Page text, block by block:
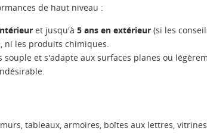
de haut niveau :
et jusqu'à 5 ans en extérieur (si les
les produits chimiques.
et s'adapte aux surfaces planes ou
tableaux, armoires, boîtes aux lettres,